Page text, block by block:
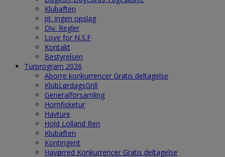
Klubaften
pt. ingen opslag
Div. Regler
Love for N.S.F
Kontakt
Bestyrelsen
Turprogram 2026
Aborre konkurrencer Gratis deltagelse
KlubLørdagsGrill
Generalforsamling
Hornfisketur
Havture
Hold Lolland Ren
Klubaften
Kontingent
Havørred Konkurrencer Gratis deltagelse